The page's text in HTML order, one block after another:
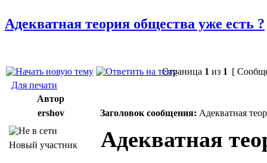
Адекватная теория общества уже есть ?
Страница 1 из 1 [
Для печати
Автор
ershov
Заголовок сообщения: Адекватная
Новый участник Адекватная